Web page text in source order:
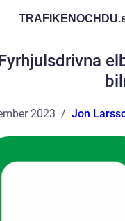
TRAFIKENOCHDU.
2023 Jon